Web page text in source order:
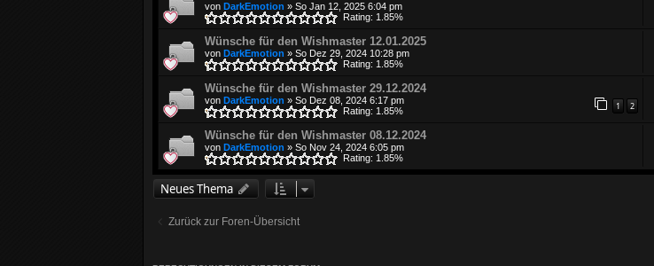
von DarkEmotion » So Jan 12, 2025 6:04 pm
Rating: 1.85%
Wünsche für den Wishmaster 12.01.2025
von DarkEmotion » So Dez 29, 2024 10:28 pm
Rating: 1.85%
Wünsche für den Wishmaster 29.12.2024
von DarkEmotion » So Dez 08, 2024 6:17 pm 1 2
Rating: 1.85%
Wünsche für den Wishmaster 08.12.2024
von DarkEmotion » So Nov 24, 2024 6:05 pm
Rating: 1.85%
Neues Thema
Zurück zur Foren-Übersicht